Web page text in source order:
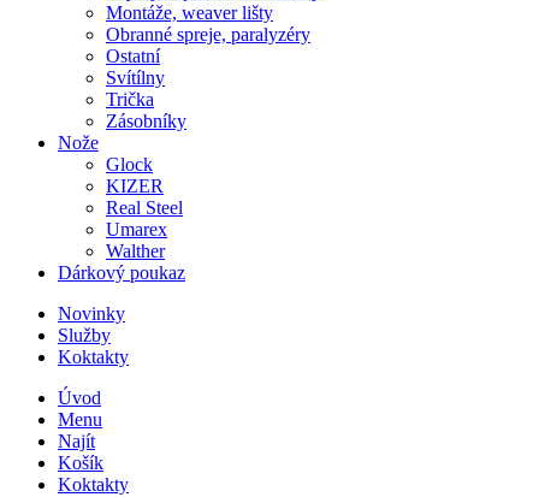
Montáže, weaver lišty
Obranné spreje, paralyzéry
Ostatní
Svítílny
Trička
Zásobníky
Nože
Glock
KIZER
Real Steel
Umarex
Walther
Dárkový poukaz
Novinky
Služby
Koktakty
Úvod
Menu
Najít
Košík
Koktakty